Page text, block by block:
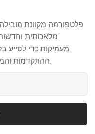
פלטפורמה מקוונת
מלאכותית
מעמיקות כדי לסייע
ההתקדמות והמגמות האחרונות של הבינה המלאכותית.